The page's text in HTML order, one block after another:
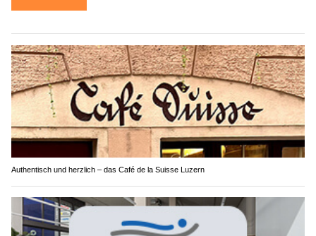
Authentisch und herzlich – das Café de la Suisse Luzern